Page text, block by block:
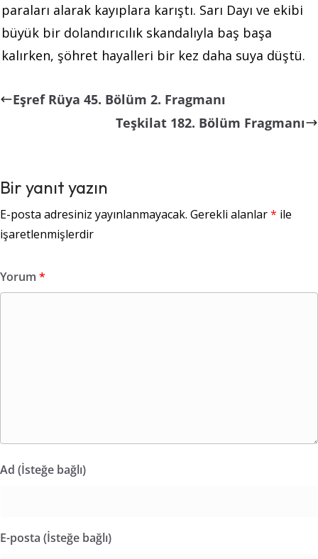
paraları alarak kayıplara karıştı. Sarı Dayı ve ekibi
büyük bir dolandırıcılık skandalıyla baş başa
kalırken, şöhret hayalleri bir kez daha suya düştü.
Eşref Rüya 45. Bölüm 2. Fragmanı
Teşkilat 182. Bölüm Fragmanı
Bir yanıt yazın
E-posta adresiniz yayınlanmayacak. Gerekli alanlar* ile
işaretlenmişlerdir
Yorum *
Ad (İsteğe bağlı)
E-posta (İsteğe bağlı)